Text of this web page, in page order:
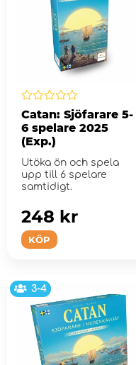
Catan: Sjöfarare 5-
6 spelare 2025
(Exp.)
Utöka ön och spela
upp till 6 spelare
samtidigt.
KÖP
248 kr
3-4